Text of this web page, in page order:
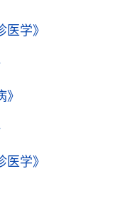
医学》
医学》